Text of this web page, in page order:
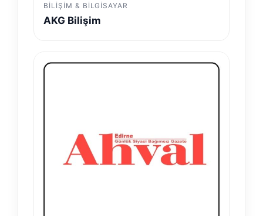
BILIŞIM & BILGISAYAR
AKG Bilişim